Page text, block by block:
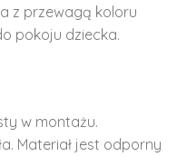
z przewagą koloru
pokoju dziecka.
w montażu.
Materiał jest odporny